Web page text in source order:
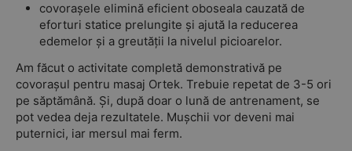
covorașele elimină eficient oboseala cauzată de
eforturi statice prelungite și ajută la reducerea
edemelor și a greutății la nivelul picioarelor.
Am făcut o activitate completă demonstrativă pe
covorașul pentru masaj Ortek. Trebuie repetat de 3-5 ori
pe săptămână. Și, după doar o lună de antrenament, se
pot vedea deja rezultatele. Mușchii vor deveni mai
puternici, iar mersul mai ferm.